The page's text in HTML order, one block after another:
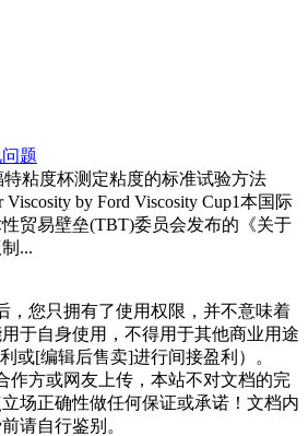
题
特粘度杯测定粘度的标准试验方法
Viscosity by Ford Viscosity Cup1本国际
贸易壁垒(TBT)委员会发布的《关于
...
，您只拥有了使用权限，并不意味着
于自身使用，不得用于其他商业用途
或[编辑后售卖]进行间接盈利）。
作方或网友上传，本站不对文档的完
场正确性做任何保证或承诺！文档内
请自行鉴别。